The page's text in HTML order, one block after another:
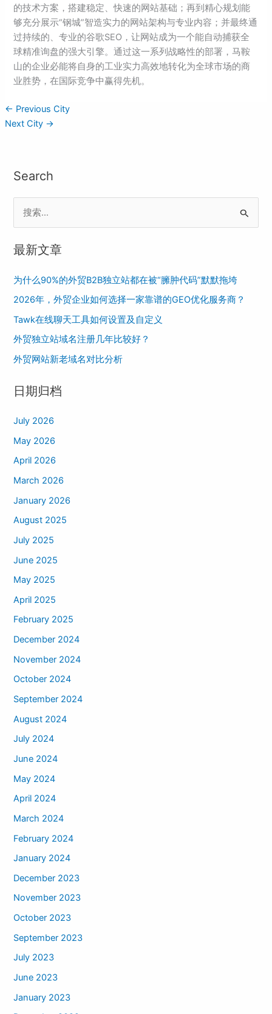
的技术方案，搭建稳定、快速的网站基础；再到精心规划能
够充分展示“钢城”智造实力的网站架构与专业内容；并最终通
过持续的、专业的谷歌SEO，让网站成为一个能自动捕获全
球精准询盘的强大引擎。通过这一系列战略性的部署，马鞍
山的企业必能将自身的工业实力高效地转化为全球市场的商
业胜势，在国际竞争中赢得先机。
← Previous City
Next City →
Search
a
c
h
f
o
r
最新文章
为什么90%的外贸B2B独立站都在被“臃肿代码”默默拖垮
2026年，外贸企业如何选择一家靠谱的GEO优化服务商？
Tawk在线聊天工具如何设置及自定义
外贸独立站域名注册几年比较好？
外贸网站新老域名对比分析
日期归档
July 2026
May 2026
April 2026
March 2026
January 2026
August 2025
July 2025
June 2025
May 2025
April 2025
February 2025
December 2024
November 2024
October 2024
September 2024
August 2024
July 2024
June 2024
May 2024
April 2024
March 2024
February 2024
January 2024
December 2023
November 2023
October 2023
September 2023
July 2023
June 2023
January 2023